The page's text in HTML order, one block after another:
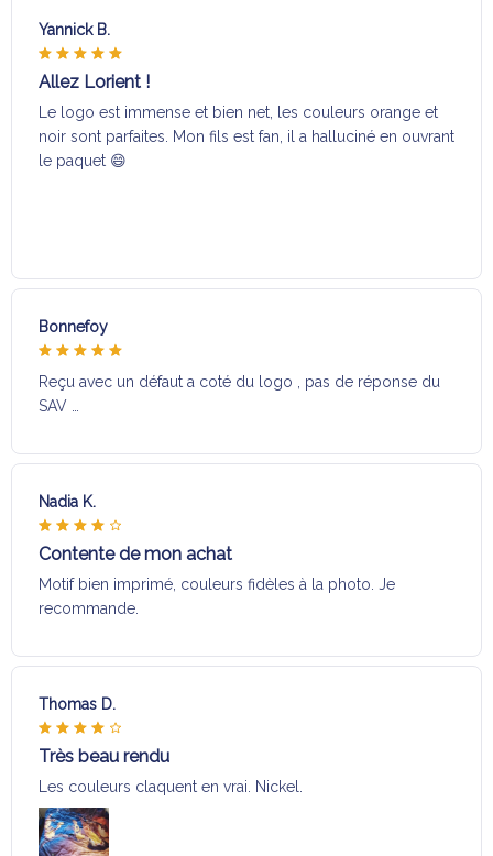
Yannick B.
Allez Lorient !
Le logo est immense et bien net, les couleurs orange et
noir sont parfaites. Mon fils est fan, il a halluciné en ouvrant
le paquet 😄
Bonnefoy
Reçu avec un défaut a coté du logo , pas de réponse du
SAV …
Nadia K.
Contente de mon achat
Motif bien imprimé, couleurs fidèles à la photo. Je
recommande.
Thomas D.
Très beau rendu
Les couleurs claquent en vrai. Nickel.